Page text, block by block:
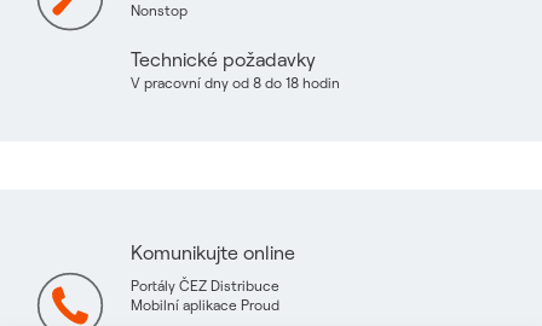
Nonstop
Technické požadavky
V pracovní dny od 8 do 18 hodin
Komunikujte online
Portály ČEZ Distribuce
Mobilní aplikace Proud